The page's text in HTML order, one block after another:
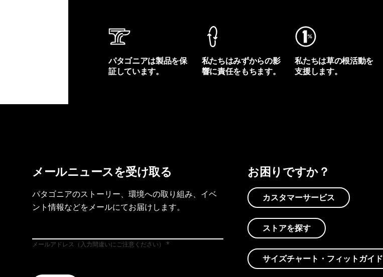
パタゴニアは製品を保
証しています。
私たちはみずからの影
響に責任をもちます。
私たちは草の根活動を
支援します。
メールニュースを受け取る
パタゴニアのストーリー、環境への取り組み、イベ
ント情報などをメールにてお届けします。
メールアドレス（入力間違いにご注意ください）
お困りですか？
カスタマーサービス
ストアを探す
サイズチャート・フィットガイド